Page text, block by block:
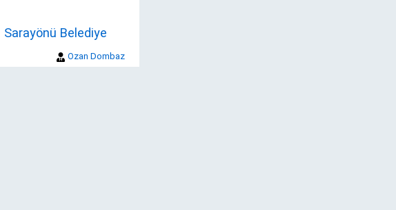
Sarayönü Belediye
Ozan Dombaz